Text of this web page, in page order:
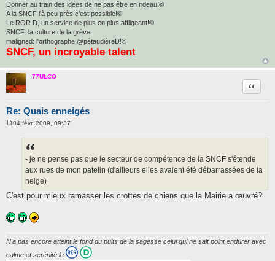
Donner au train des idées de ne pas être en rideau!©
A la SNCF l'à peu près c'est possible!©
Le ROR D, un service de plus en plus affligeant!©
SNCF: la culture de la grève
maligned: l'orthographe @pétaudièreD!©
SNCF, un incroyable talent
77ULCO
Re: Quais enneigés
04 févr. 2009, 09:37
- je ne pense pas que le secteur de compétence de la SNCF s'étende
aux rues de mon patelin (d'ailleurs elles avaient été débarrassées de la
neige)
C'est pour mieux ramasser les crottes de chiens que la Mairie a œuvré?
N'a pas encore atteint le fond du puits de la sagesse celui qui ne sait point endurer avec
calme et sérénité le